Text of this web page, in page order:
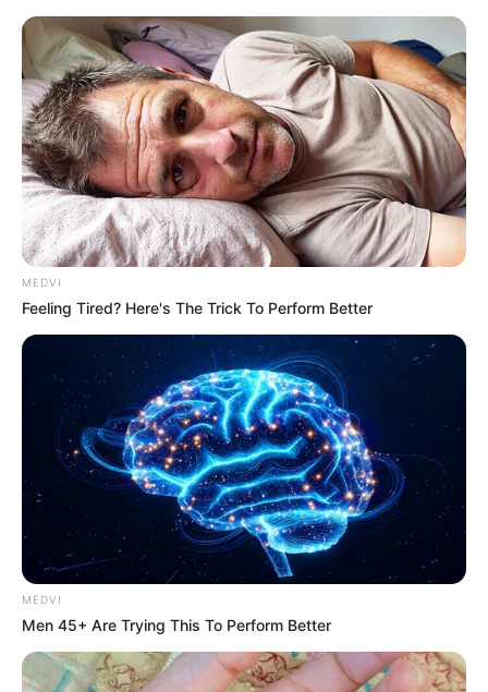
MEDVI
Feeling Tired? Here's The Trick To Perform Better
MEDVI
Men 45+ Are Trying This To Perform Better